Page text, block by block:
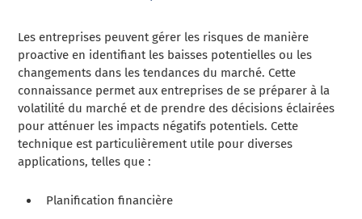
Les entreprises peuvent gérer les risques de manière
proactive en identifiant les baisses potentielles ou les
changements dans les tendances du marché. Cette
connaissance permet aux entreprises de se préparer à la
volatilité du marché et de prendre des décisions éclairées
pour atténuer les impacts négatifs potentiels. Cette
technique est particulièrement utile pour diverses
applications, telles que :
Planification financière